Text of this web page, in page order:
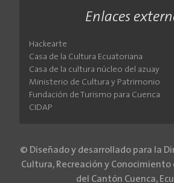
Enlaces
Hackearte
Casa de la Cultura Ecuatoriana
Casa de la cultura núcleo del azuay
Ministerio de Cultura y Patrimonio
Fundación de Turismo para Cuenca
CIDAP
© Diseñado y desarrollado para la
Cultura, Recreación y Conocimiento
del Cantón Cuenca,